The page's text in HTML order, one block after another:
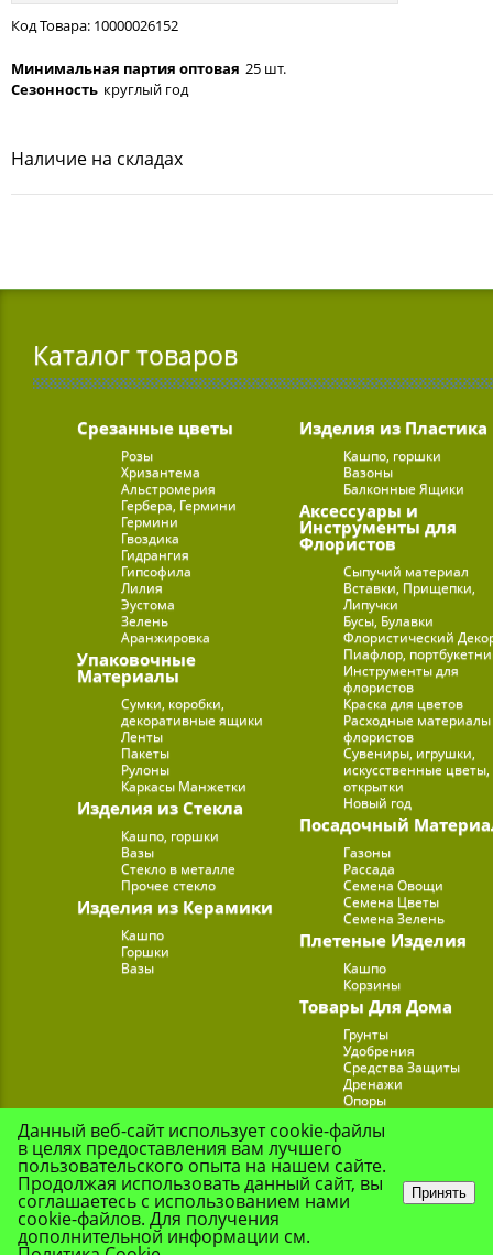
Код Товара: 10000026152
Минимальная партия оптовая 25 шт.
Сезонность круглый год
Наличие на складах
Каталог товаров
Срезанные цветы
Розы
Хризантема
Альстромерия
Гербера, Гермини
Гермини
Гвоздика
Гидрангия
Гипсофила
Лилия
Эустома
Зелень
Аранжировка
Упаковочные
Материалы
Сумки, коробки,
декоративные ящики
Ленты
Пакеты
Рулоны
Каркасы Манжетки
Изделия из Стекла
Кашпо, горшки
Вазы
Стекло в металле
Прочее стекло
Изделия из Керамики
Кашпо
Горшки
Вазы
Изделия из Пластика
Кашпо, горшки
Вазоны
Балконные Ящики
Аксессуары и
Инструменты для
Флористов
Сыпучий материал
Вставки, Прищепки,
Липучки
Бусы, Булавки
Флористический
Пиафлор,
Инструменты для
флористов
Краска для цветов
Расходные
флористов
Сувениры, игрушки,
искусственные цветы,
открытки
Новый год
Посадочный
Газоны
Рассада
Семена Овощи
Семена Цветы
Семена Зелень
Плетеные Изделия
Кашпо
Корзины
Товары Для Дома
Грунты
Удобрения
Средства Защиты
Дренажи
Опоры
Подставки для Цветов
Данный веб-сайт использует cookie-файлы
в целях предоставления вам лучшего
пользовательского опыта на нашем сайте.
Продолжая использовать данный сайт, вы
соглашаетесь с использованием нами
cookie-файлов. Для получения
дополнительной информации см.
Принять